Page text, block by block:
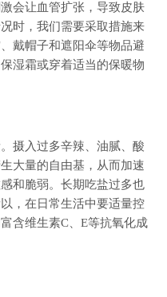
会让血管扩张，导致皮肤
时，我们需要采取措施来
戴帽子和遮阳伞等物品避
湿霜或穿着适当的保暖物
摄入过多辛辣、油腻、酸
大量的自由基，从而加速
和脆弱。长期吃盐过多也
，在日常生活中要适量控
含维生素C、E等抗氧化成